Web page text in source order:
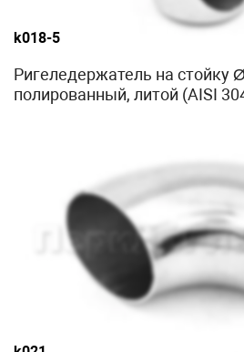
k018-5
Ригеледержатель на стойку
полированный, литой (AISI